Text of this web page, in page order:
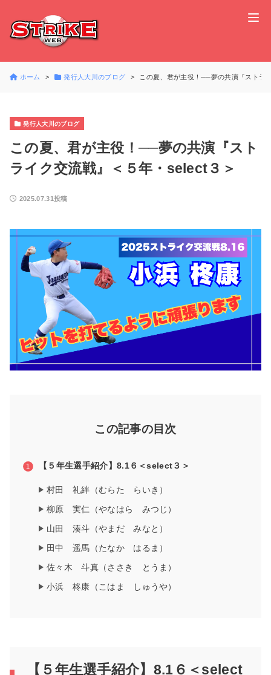
ホーム 発行人大川のブログ この夏、君が主役！──夢の共演『ストラ
発行人大川のブログ
この夏、君が主役！──夢の共演『スト
ライク交流戦』＜５年・select３＞
2025.07.31投稿
この記事の目次
【５年生選手紹介】8.1６＜select３＞
村田 礼絆（むらた らいき）
柳原 実仁（やなはら みつじ）
山田 湊斗（やまだ みなと）
田中 遥馬（たなか はるま）
佐々木 斗真（ささき とうま）
小浜 柊康（こはま しゅうや）
【５年生選手紹介】8.1６＜select